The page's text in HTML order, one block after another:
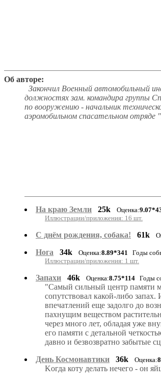
Об авторе:
Закончил Военный автомобильный
должностях зам. командира группы
по вооружению - начальник
аэромобильном спасательном
На краю Земли 25k Оценка:
Иллюстрации/приложения: 16 шт.
С днём рождения, собака! 61k
Нога 34k Оценка:8.89*341 Годы
Иллюстрации/приложения: 1 шт.
Запахи 46k Оценка:8.75*114 Годы
"Самый сильный центр памяти
сопутствовал какой-либо
впечатлений еще задолго до
пахнущим веществом
через много лет, обладая уже
его памяти с детальной
давно и безвозвратно забытые
День Космонавтики
36k Оценка:
Kогда коту делать нечего - он